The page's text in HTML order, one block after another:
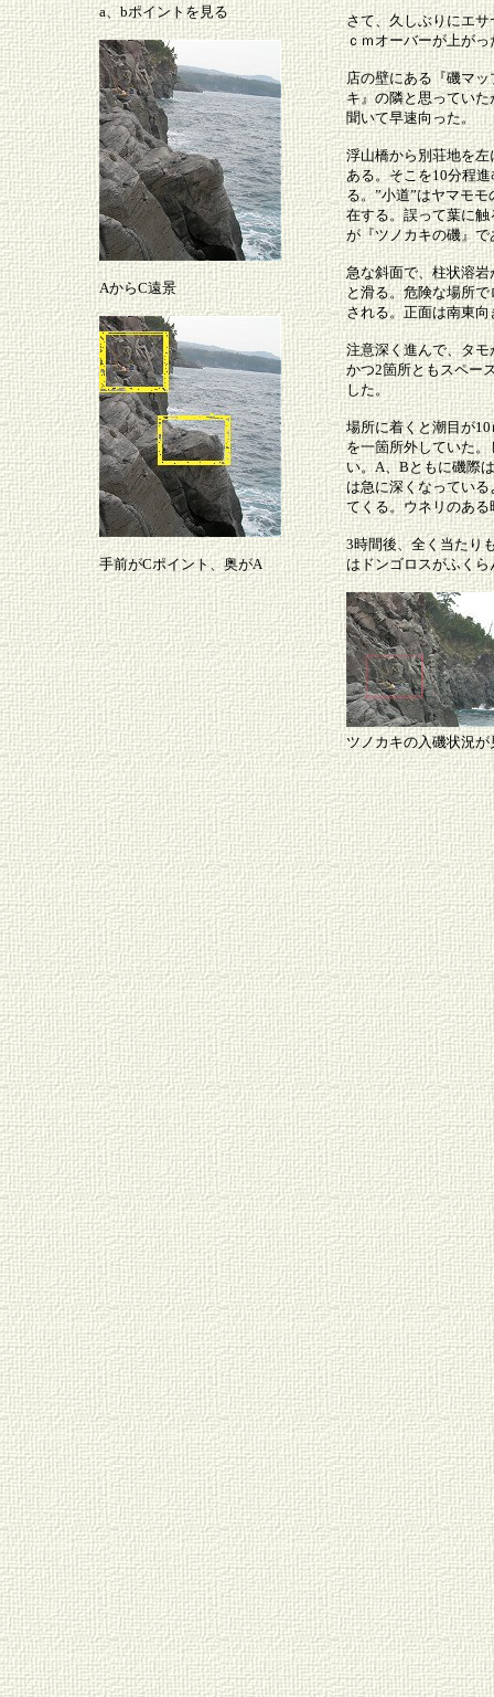
a、bポイントを見る
AからC遠景
手前がCポイント、奥がA
さて、久しぶりにエ
ｃｍオーバーが上が
店の壁にある『磯マ
キ』の隣と思ってい
聞いて早速向った。
浮山橋から別荘地を
ある。そこを10分程
る。”小道”はヤマモ
在する。誤って葉に
が『ツノカキの磯』で
急な斜面で、柱状溶
と滑る。危険な場所
される。正面は南東
注意深く進んで、タ
かつ2箇所ともスペー
した。
場所に着くと潮目が
を一箇所外していた
い。A、Bともに磯際
は急に深くなってい
てくる。ウネリのあ
3時間後、全く当たり
はドンゴロスがふく
ツノカキの入磯状況